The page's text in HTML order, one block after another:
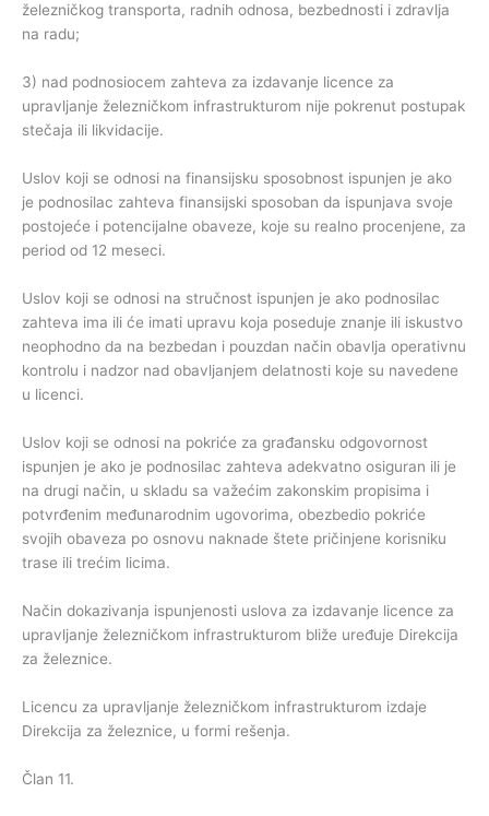
železničkog transporta, radnih odnosa, bezbednosti i zdravlja
na radu;
3) nad podnosiocem zahteva za izdavanje licence za
upravljanje železničkom infrastrukturom nije pokrenut postupak
stečaja ili likvidacije.
Uslov koji se odnosi na finansijsku sposobnost ispunjen je ako
je podnosilac zahteva finansijski sposoban da ispunjava svoje
postojeće i potencijalne obaveze, koje su realno procenjene, za
period od 12 meseci.
Uslov koji se odnosi na stručnost ispunjen je ako podnosilac
zahteva ima ili će imati upravu koja poseduje znanje ili iskustvo
neophodno da na bezbedan i pouzdan način obavlja operativnu
kontrolu i nadzor nad obavljanjem delatnosti koje su navedene
u licenci.
Uslov koji se odnosi na pokriće za građansku odgovornost
ispunjen je ako je podnosilac zahteva adekvatno osiguran ili je
na drugi način, u skladu sa važećim zakonskim propisima i
potvrđenim međunarodnim ugovorima, obezbedio pokriće
svojih obaveza po osnovu naknade štete pričinjene korisniku
trase ili trećim licima.
Način dokazivanja ispunjenosti uslova za izdavanje licence za
upravljanje železničkom infrastrukturom bliže uređuje Direkcija
za železnice.
Licencu za upravljanje železničkom infrastrukturom izdaje
Direkcija za železnice, u formi rešenja.
Član 11.